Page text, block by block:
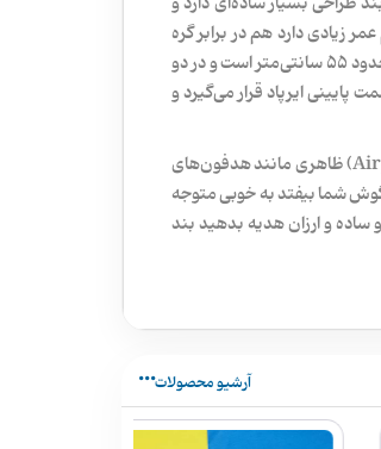
زیادی دارد هم در برابر گره
خوردن مقاوم است و وقتی درون کیف است به دور وسایل دیگر نمی‌پیچد. طول این بند حدود 55 سانتی‌متر است و در دو
ایرپاد قرار می‌گیرد و
گریپ‌هایی که در بند وجود دارند 5 میلی‌متر قطر دارند. این بند با اتصال به ایرپاد (Airpuds) ظاهری مانند هدفون‌های
شما بیفتد به خوبی متوجه
و ارزان هدیه بدهید بند
آرشیو محصولات